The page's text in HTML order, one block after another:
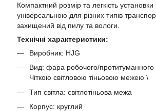
Компактний розмір та легкість установки
універсальною для різних типів
захищений від пилу та вологи.
Технічні характеристики:
Виробник: HJG
Вид: фара робочого/протитуманного
Чіткою світловою тіньовою межею \
Тип світла: світлотіньова межа
Корпус: круглий